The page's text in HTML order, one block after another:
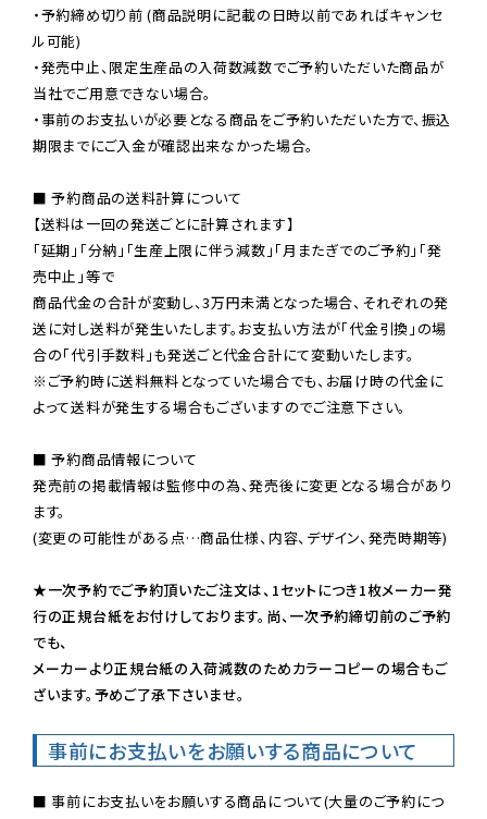
・予約締め切り前 (商品説明に記載の日時以前であればキャンセ
ル可能)
・発売中止、限定生産品の入荷数減数でご予約いただいた商品が
当社でご用意できない場合。
・事前のお支払いが必要となる商品をご予約いただいた方で、振込
期限までにご入金が確認出来なかった場合。
■ 予約商品の送料計算について
【送料は一回の発送ごとに計算されます】
「延期」「分納」「生産上限に伴う減数」「月またぎでのご予約」「発
売中止」等で
商品代金の合計が変動し、3万円未満となった場合、それぞれの発
送に対し送料が発生いたします。お支払い方法が「代金引換」の場
※ご予約時に送料無料となっていた場合でも、お届け時の代金に
よって送料が発生する場合もございますのでご注意下さい。
■ 予約商品情報について
発売前の掲載情報は監修中の為、発売後に変更となる場合があり
ます。
(変更の可能性がある点…商品仕様、内容、デザイン、発売時期等)
★一次予約でご予約頂いたご注文は、1セットにつき1枚メーカー発
行の正規台紙をお付けしております。尚、一次予約締切前のご予約
でも、
メーカーより正規台紙の入荷減数のためカラーコピーの場合もご
ざいます。予めご了承下さいませ。
事前にお支払いをお願いする商品について
■ 事前にお支払いをお願いする商品について(大量のご予約につ